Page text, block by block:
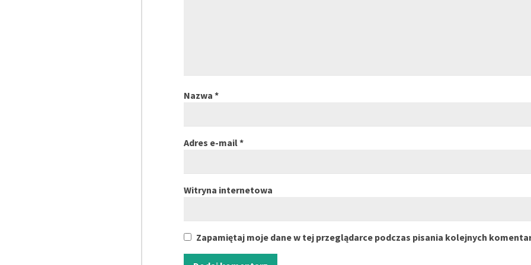
Nazwa*
Adres e-mail*
Witryna internetowa
Zapamiętaj moje dane w tej przeglądarce podczas pisania kolejnych